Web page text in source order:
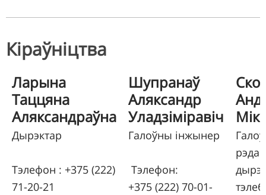
Кіраўніцтва
Ларына
Таццяна
Аляксандраўна
Дырэктар
Тэлефон : +375 (222)
71-20-21
Шупранаў
Аляксандр
Уладзіміравіч
Галоўны інжынер
Тэлефон:
+375 (222) 70-01-